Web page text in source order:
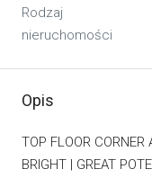
Rodzaj
nieruchomości
Opis
TOP FLOOR CORNER
BRIGHT | GREAT